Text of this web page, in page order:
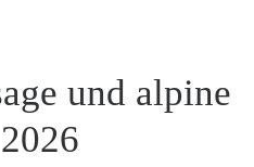
und alpine